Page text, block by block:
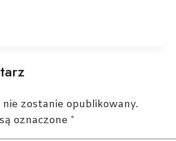
zostanie opublikowany.
oznaczone *